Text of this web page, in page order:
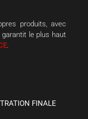
produits, avec
le plus haut
.
FINALE